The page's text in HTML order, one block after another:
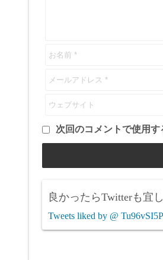
次回のコメントで使用
良かったらTwitterも宜
Tweets liked by @